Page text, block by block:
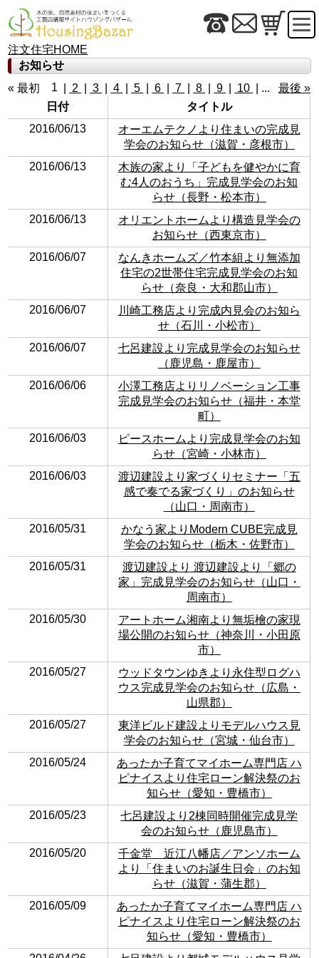
注文住宅HOME
お知らせ
« 最初
1 2 3 4 5 6 7 8 9 10 | ...最後 »
日付
タイトル
2016/06/13
オーエムテクノより住まいの完成見
学会のお知らせ（滋賀・彦根市）
2016/06/13
木族の家より「子どもを健やかに育
む4人のおうち」完成見学会のお知
らせ（長野・松本市）
2016/06/13
オリエントホームより構造見学会の
お知らせ（西東京市）
2016/06/07
なんきホームズ／竹本組より無添加
住宅の2世帯住宅完成見学会のお知
らせ（奈良・大和郡山市）
2016/06/07
川崎工務店より完成内見会のお知ら
せ（石川・小松市）
2016/06/07
七呂建設より完成見学会のお知らせ
（鹿児島・鹿屋市）
2016/06/06
小澤工務店よりリノベーション工事
完成見学会のお知らせ（福井・本堂
町）
2016/06/03
ピースホームより完成見学会のお知
らせ（宮崎・小林市）
2016/06/03
渡辺建設より家づくりセミナー「五
感で奏でる家づくり」のお知らせ
（山口・周南市）
2016/05/31
かなう家よりModern CUBE完成見
学会のお知らせ（栃木・佐野市）
2016/05/31
渡辺建設より 渡辺建設より「郷の
家」完成見学会のお知らせ（山口・
周南市）
2016/05/30
アートホーム湘南より無垢檜の家現
場公開のお知らせ（神奈川・小田原
市）
2016/05/27
ウッドタウンゆきより永住型ログハ
ウス完成見学会のお知らせ（広島・
山県郡）
2016/05/27
東洋ビルド建設よりモデルハウス見
学会のお知らせ（宮城・仙台市）
2016/05/24
あったか子育てマイホーム専門店 ハ
ピナイスより住宅ローン解決祭のお
知らせ（愛知・豊橋市）
2016/05/23
七呂建設より2棟同時開催完成見学
会のお知らせ（鹿児島市）
2016/05/20
千金堂 近江八幡店／アンソホーム
より「住まいのお誕生日会」のお知
らせ（滋賀・蒲生郡）
2016/05/09
あったか子育てマイホーム専門店 ハ
ピナイスより住宅ローン解決祭のお
知らせ（愛知・豊橋市）